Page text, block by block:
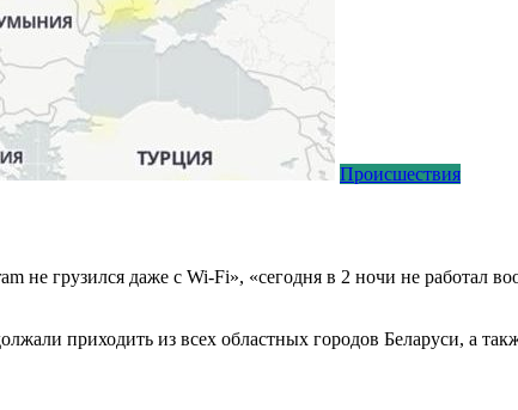
Происшествия
не грузился даже с Wi-Fi», «сегодня в 2 ночи не
приходить из всех областных городов Беларуси, а